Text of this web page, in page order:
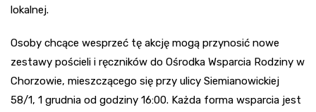
lokalnej.
Osoby chcące wesprzeć tę akcję mogą przynosić nowe
zestawy pościeli i ręczników do Ośrodka Wsparcia Rodziny w
Chorzowie, mieszczącego się przy ulicy Siemianowickiej
58/1, 1 grudnia od godziny 16:00. Każda forma wsparcia jest